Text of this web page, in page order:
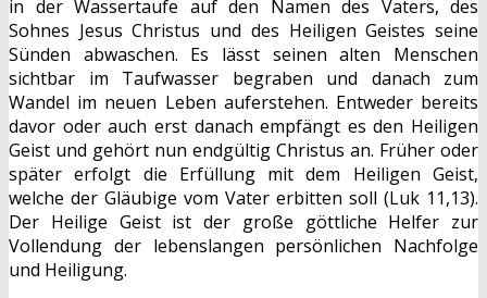
in der Wassertaufe auf den Namen des Vaters, des
Sohnes Jesus Christus und des Heiligen Geistes seine
Sünden abwaschen. Es lässt seinen alten Menschen
sichtbar im Taufwasser begraben und danach zum
Wandel im neuen Leben auferstehen. Entweder bereits
davor oder auch erst danach empfängt es den Heiligen
Geist und gehört nun endgültig Christus an. Früher oder
später erfolgt die Erfüllung mit dem Heiligen Geist,
welche der Gläubige vom Vater erbitten soll (Luk 11,13).
Der Heilige Geist ist der große göttliche Helfer zur
Vollendung der lebenslangen persönlichen Nachfolge
und Heiligung.